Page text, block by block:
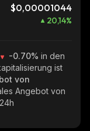
$0,00001044
20,14%
-0.70% in den
ist
von
Angebot von
24h